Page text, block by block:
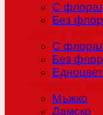
С
Без
С
Без
Мъжко
Дамско